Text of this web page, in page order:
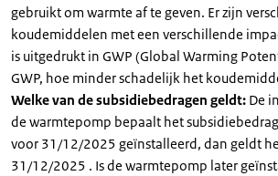
gebruikt om warmte af te geven. Er zijn
koudemiddelen met een verschillende
is uitgedrukt in GWP (Global Warming
GWP, hoe minder schadelijk het
Welke van de subsidiebedragen geldt: De
de warmtepomp bepaalt het
voor 31/12/2025 geïnstalleerd, dan geldt
31/12/2025 . Is de warmtepomp later